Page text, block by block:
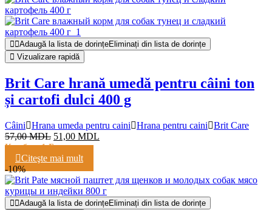
Adaugă la lista de dorințeEliminați din lista de dorințe
Vizualizare rapidă
Brit Care hrană umedă pentru câini ton
și cartofi dulci 400 g
Câini Hrana umeda pentru caini Hrana pentru caini
Brit Care
57,00MDL 51,00 MDL
Кешбэк:1 Балл
Citeşte mai mult
-10%
Adaugă la lista de dorințeEliminați din lista de dorințe